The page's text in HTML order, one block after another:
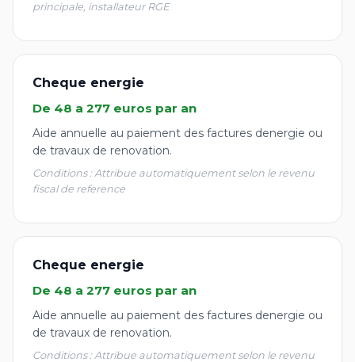
principale, installateur RGE
Cheque energie
De 48 a 277 euros par an
Aide annuelle au paiement des factures denergie ou
de travaux de renovation.
Conditions : Attribue automatiquement selon le revenu
fiscal de reference
Cheque energie
De 48 a 277 euros par an
Aide annuelle au paiement des factures denergie ou
de travaux de renovation.
Conditions : Attribue automatiquement selon le revenu